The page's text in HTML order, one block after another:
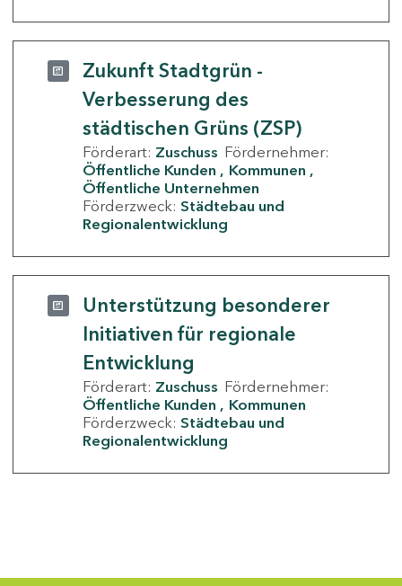
Zukunft Stadtgrün -
Verbesserung des
städtischen Grüns (ZSP)
Förderart: Zuschuss Fördernehmer:
Öffentliche Kunden
Kommunen
Öffentliche Unternehmen
Förderzweck: Städtebau und
Regionalentwicklung
Unterstützung besonderer
Initiativen für regionale
Entwicklung
Förderart: Zuschuss Fördernehmer:
Öffentliche Kunden
Kommunen
Förderzweck: Städtebau und
Regionalentwicklung